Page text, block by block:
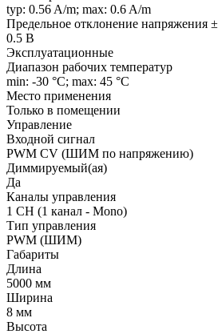
typ: 0.56 A/m; max: 0.6 A/m
Предельное отклонение напряжения ±
0.5 В
Эксплуатационные
Диапазон рабочих температур
min: -30 °C; max: 45 °C
Место применения
Только в помещении
Управление
Входной сигнал
PWM СV (ШИМ по напряжению)
Диммируемый(ая)
Да
Каналы управления
1 CH (1 канал - Mono)
Тип управления
PWM (ШИМ)
Габариты
Длина
5000 мм
Ширина
8 мм
Высота